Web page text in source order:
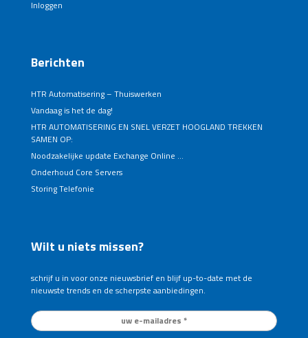
Inloggen
Berichten
HTR Automatisering – Thuiswerken
Vandaag is het de dag!
HTR AUTOMATISERING EN SNEL VERZET HOOGLAND TREKKEN
SAMEN OP:
Noodzakelijke update Exchange Online …
Onderhoud Core Servers
Storing Telefonie
Wilt u niets missen?
schrijf u in voor onze nieuwsbrief en blijf up-to-date met de
nieuwste trends en de scherpste aanbiedingen.